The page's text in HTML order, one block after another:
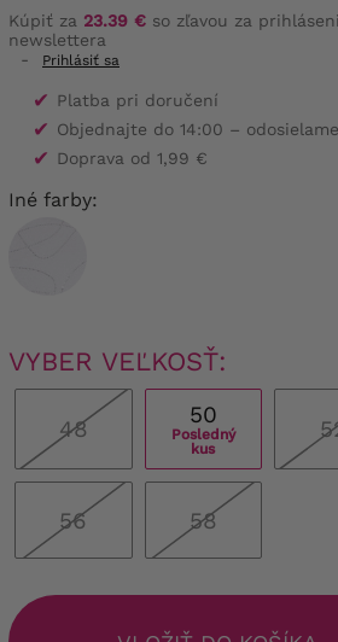
Kúpiť za 23.39 € so zľavou za
newslettera
-
Prihlásiť sa
✔ Platba pri doručení
✔ Objednajte do 14:00 –
✔ Doprava od 1,99 €
Iné farby:
VYBER VEĽKOSŤ:
48
50
Posledný
kus
56 58